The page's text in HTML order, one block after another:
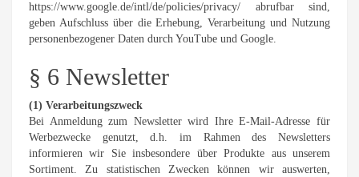
https://www.google.de/intl/de/policies/privacy/ abrufbar sind,
geben Aufschluss über die Erhebung, Verarbeitung und Nutzung
personenbezogener Daten durch YouTube und Google.
§ 6 Newsletter
(1) Verarbeitungszweck
Bei Anmeldung zum Newsletter wird Ihre E-Mail-Adresse für
Werbezwecke genutzt, d.h. im Rahmen des Newsletters
informieren wir Sie insbesondere über Produkte aus unserem
Sortiment. Zu statistischen Zwecken können wir auswerten,